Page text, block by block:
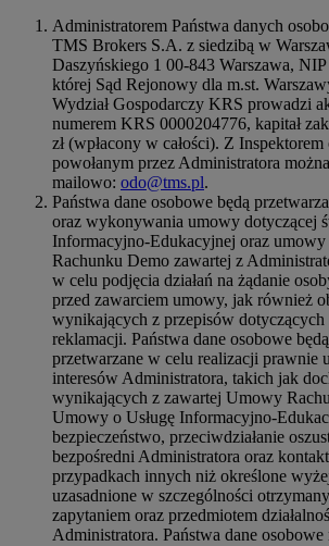
Administratorem Państwa danych
TMS Brokers S.A. z siedzibą w
Daszyńskiego 1 00-843 Warszawa,
której Sąd Rejonowy dla m.st.
Wydział Gospodarczy KRS prowadzi
numerem KRS 0000204776, kapitał
zł (wpłacony w całości). Z
powołanym przez Administratora
mailowo: odo@tms.pl.
Państwa dane osobowe będą
oraz wykonywania umowy dotyczącej
Informacyjno-Edukacyjnej oraz umowy
Rachunku Demo zawartej z
w celu podjęcia działań na żądanie
przed zawarciem umowy, jak również
wynikających z przepisów dotyczących
reklamacji. Państwa dane osobowe
przetwarzane w celu realizacji prawnie
interesów Administratora, takich jak
wynikających z zawartej Umowy
Umowy o Usługę Informacyjno-
bezpieczeństwo, przeciwdziałanie
bezpośredni Administratora oraz
przypadkach innych niż określone
uzasadnione w szczególności
zapytaniem oraz przedmiotem
Administratora. Państwa dane